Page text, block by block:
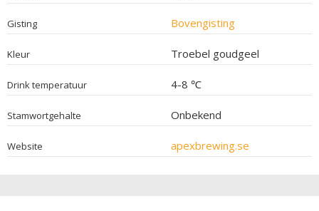
Gisting Bovengisting
Kleur Troebel goudgeel
Drink temperatuur 4-8 ℃
Stamwortgehalte Onbekend
Website apexbrewing.se